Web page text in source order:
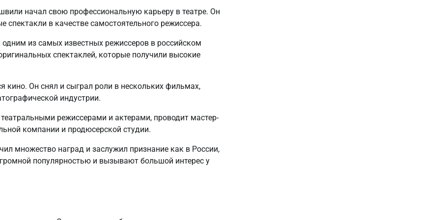
начал свою профессиональную карьеру в театре. Он
спектакли в качестве самостоятельного режиссера.
из самых известных режиссеров в российском
спектаклей, которые получили высокие
Он снял и сыграл роли в нескольких фильмах,
индустрии.
режиссерами и актерами, проводит мастер-
компании и продюсерской студии.
множество наград и заслужил признание как в России,
популярностью и вызывают большой интерес у